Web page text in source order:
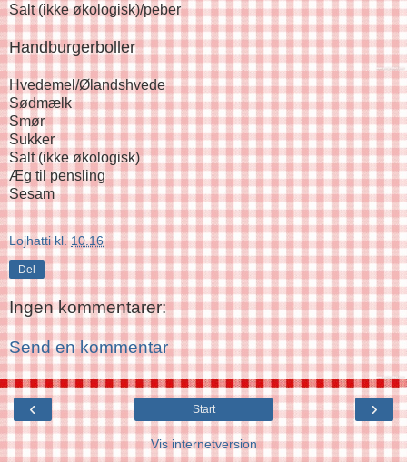
Salt (ikke økologisk)/peber
Handburgerboller
Hvedemel/Ølandshvede
Sødmælk
Smør
Sukker
Salt (ikke økologisk)
Æg til pensling
Sesam
Lojhatti kl.10.16
Del
Ingen kommentarer:
Send en kommentar
‹ ›
Start
Vis internetversion